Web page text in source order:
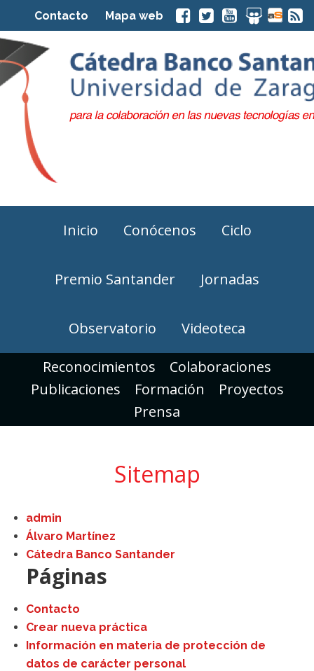
Contacto Mapa web
Inicio Conócenos Ciclo
Premio Santander Jornadas
Observatorio Videoteca
Reconocimientos
Colaboraciones
Publicaciones
Formación
Proyectos
Prensa
Sitemap
admin
Álvaro Martínez
Cátedra Banco Santander
Páginas
Contacto
Crear nueva práctica
Información en materia de protección de
datos de carácter personal